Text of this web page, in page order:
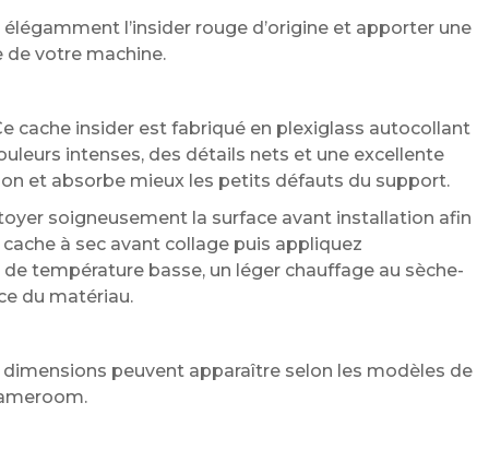
l’insider rouge d’origine et apporter une
votre machine.
cache insider est fabriqué en plexiglass autocollant
intenses, des détails nets et une excellente
et absorbe mieux les petits défauts du support.
soigneusement la surface avant installation afin
à sec avant collage puis appliquez
température basse, un léger chauffage au sèche-
du matériau.
peuvent apparaître selon les modèles de